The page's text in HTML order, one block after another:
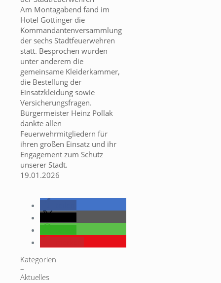
Am Montagabend fand im
Hotel Gottinger die
Kommandantenversammlung
der sechs Stadtfeuerwehren
statt. Besprochen wurden
unter anderem die
gemeinsame Kleiderkammer,
die Bestellung der
Einsatzkleidung sowie
Versicherungsfragen.
Bürgermeister Heinz Pollak
dankte allen
Feuerwehrmitgliedern für
ihren großen Einsatz und ihr
Engagement zum Schutz
unserer Stadt.
19.01.2026
Kategorien
–
Aktuelles